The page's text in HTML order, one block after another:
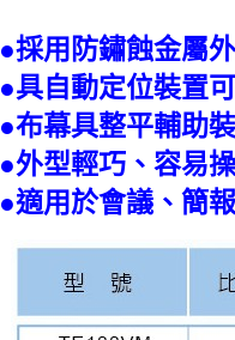
●採用防鏽蝕金屬
●具自動定位裝置
●布幕具整平輔助
●外型輕巧、容易
●適用於會議、簡